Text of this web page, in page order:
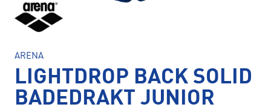
ARENA
LIGHTDROP BACK SOLID
BADEDRAKT JUNIOR